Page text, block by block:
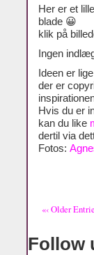
Her er et
blade 😀
klik på
Ingen
Ideen er
der er
Hvis du er
kan du like
dertil via
Fotos:
«‹ Older
Follow